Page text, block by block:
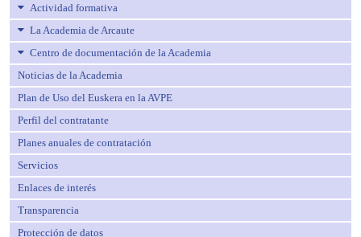
Actividad formativa
La Academia de Arcaute
Centro de documentación de la Academia
Noticias de la Academia
Plan de Uso del Euskera en la AVPE
Perfil del contratante
Planes anuales de contratación
Servicios
Enlaces de interés
Transparencia
Protección de datos